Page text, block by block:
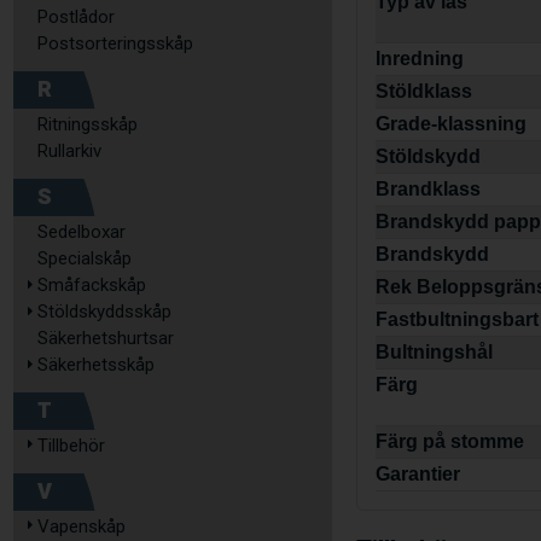
Postlådor
Postsorteringsskåp
R
Ritningsskåp
Rullarkiv
S
Sedelboxar
Specialskåp
Småfackskåp
Stöldskyddsskåp
Säkerhetshurtsar
Säkerhetsskåp
T
Tillbehör
V
Vapenskåp
Inredning
Stöldklass
Grade-klassning
Stöldskydd
Brandklass
Brandskydd
Brandskydd
Rek
Fastbultningsbart
Bultningshål
Färg
Färg på stomme
Garantier